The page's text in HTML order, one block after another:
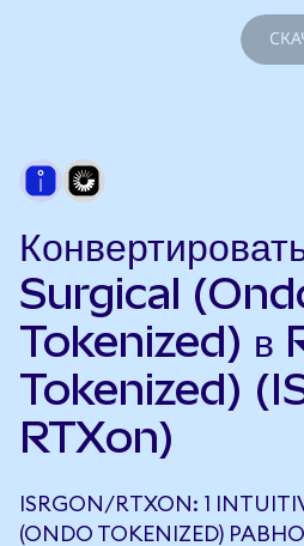
Surgical
Tokenized) в
Tokenized)
RTXon)
ISRGON/RTXON: 1
(ONDO TOKENIZED) РАВНО